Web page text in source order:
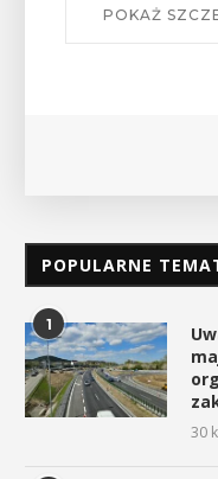
POKAŻ
POPULARNE
1
30